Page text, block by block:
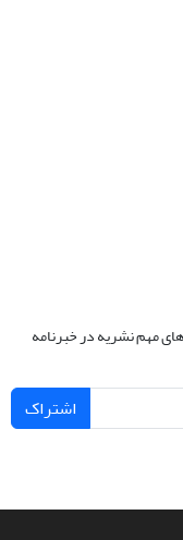
مهم نشریه در خبرنامه
اشتراک